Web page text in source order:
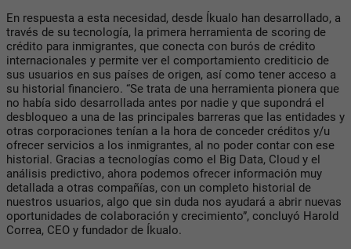
En respuesta a esta necesidad, desde Íkualo han desarrollado, a
través de su tecnología, la primera herramienta de scoring de
crédito para inmigrantes, que conecta con burós de crédito
internacionales y permite ver el comportamiento crediticio de
sus usuarios en sus países de origen, así como tener acceso a
su historial financiero. “Se trata de una herramienta pionera que
no había sido desarrollada antes por nadie y que supondrá el
desbloqueo a una de las principales barreras que las entidades y
otras corporaciones tenían a la hora de conceder créditos y/u
ofrecer servicios a los inmigrantes, al no poder contar con ese
historial. Gracias a tecnologías como el Big Data, Cloud y el
análisis predictivo, ahora podemos ofrecer información muy
detallada a otras compañías, con un completo historial de
nuestros usuarios, algo que sin duda nos ayudará a abrir nuevas
oportunidades de colaboración y crecimiento”, concluyó Harold
Correa, CEO y fundador de Íkualo.